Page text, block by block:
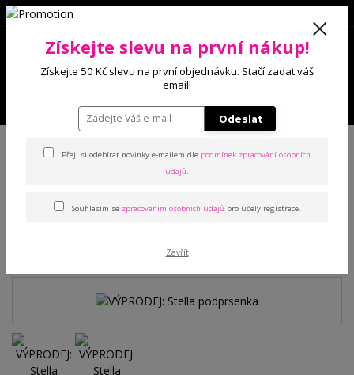
0 Kč
podprsenka
Získejte slevu na první nákup!
Získejte 50 Kč slevu na první objednávku. Stačí zadat váš
email!
Odeslat
Přeji si odebírat novinky e-mailem dle podmínek zpracování osobních
údajů.
Souhlasím se zpracováním osobních údajů pro účely registrace.
Zavřít